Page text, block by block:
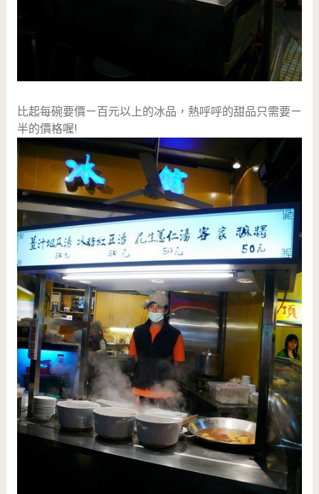
比起每碗要價ㄧ百元以上的冰品，熱呼呼的甜品只需要ㄧ
半的價格喔!